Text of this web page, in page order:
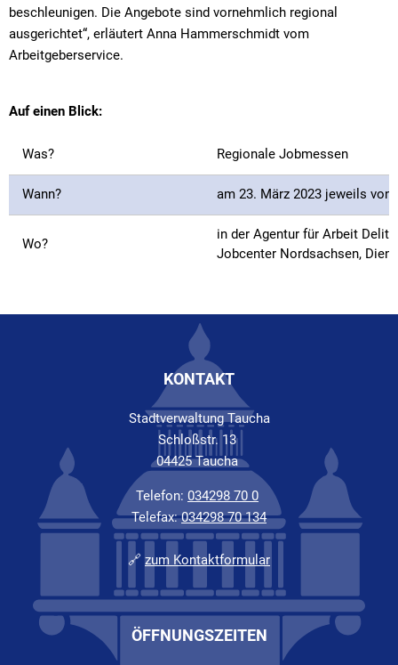
beschleunigen. Die Angebote sind vornehmlich regional
ausgerichtet“, erläutert Anna Hammerschmidt vom
Arbeitgeberservice.
Auf einen Blick:
Was? Regionale Jobmessen
Wann? am 23. März 2023 jeweils von
Wo?
in der Agentur für Arbeit
Jobcenter Nordsachsen,
KONTAKT
Stadtverwaltung Taucha
Schloßstr. 13
04425 Taucha
Telefon: 034298 70 0
Telefax:034298 70 134
🔗 zum Kontaktformular
ÖFFNUNGSZEITEN